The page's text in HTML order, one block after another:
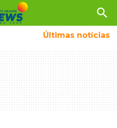
search
Últimas notícias